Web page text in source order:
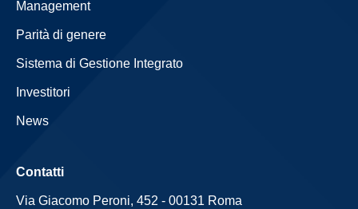
Management
Parità di genere
Sistema di Gestione Integrato
Investitori
News
Contatti
Via Giacomo Peroni, 452 - 00131 Roma